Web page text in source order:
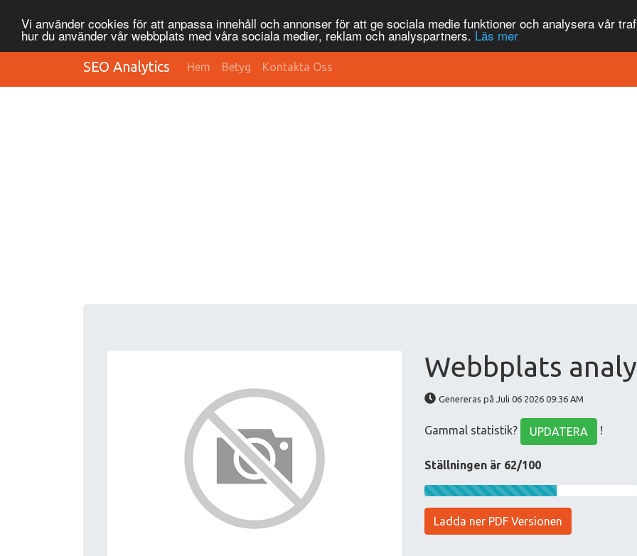
Vi använder cookies för att anpassa innehåll och annonser för att ge sociala medie funktioner och analysera vår
hur du använder vår webbplats med våra sociala medier, reklam och analyspartners. Läs mer
SEO Analytics Hem Betyg Kontakta Oss
Webbplats
Genereras på Juli 06 2026 09:36 AM
Gammal statistik? UPDATERA !
Ställningen är 62/100
Ladda ner PDF Versionen